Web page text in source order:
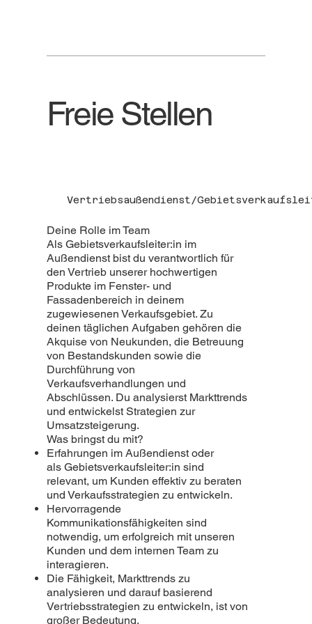
Freie Stellen
Vertriebsaußendienst/
Deine Rolle im Team
Als Gebietsverkaufsleiter:in im
Außendienst bist du verantwortlich für
den Vertrieb unserer hochwertigen
Produkte im Fenster- und
Fassadenbereich in deinem
zugewiesenen Verkaufsgebiet. Zu
deinen täglichen Aufgaben gehören die
Akquise von Neukunden, die Betreuung
von Bestandskunden sowie die
Durchführung von
Verkaufsverhandlungen und
Abschlüssen. Du analysierst Markttrends
und entwickelst Strategien zur
Umsatzsteigerung.
Was bringst du mit?
Erfahrungen im Außendienst oder
als Gebietsverkaufsleiter:in sind
relevant, um Kunden effektiv zu beraten
und Verkaufsstrategien zu entwickeln.
Hervorragende
Kommunikationsfähigkeiten sind
notwendig, um erfolgreich mit unseren
Kunden und dem internen Team zu
interagieren.
Die Fähigkeit, Markttrends zu
analysieren und darauf basierend
Vertriebsstrategien zu entwickeln, ist von
großer Bedeutung.